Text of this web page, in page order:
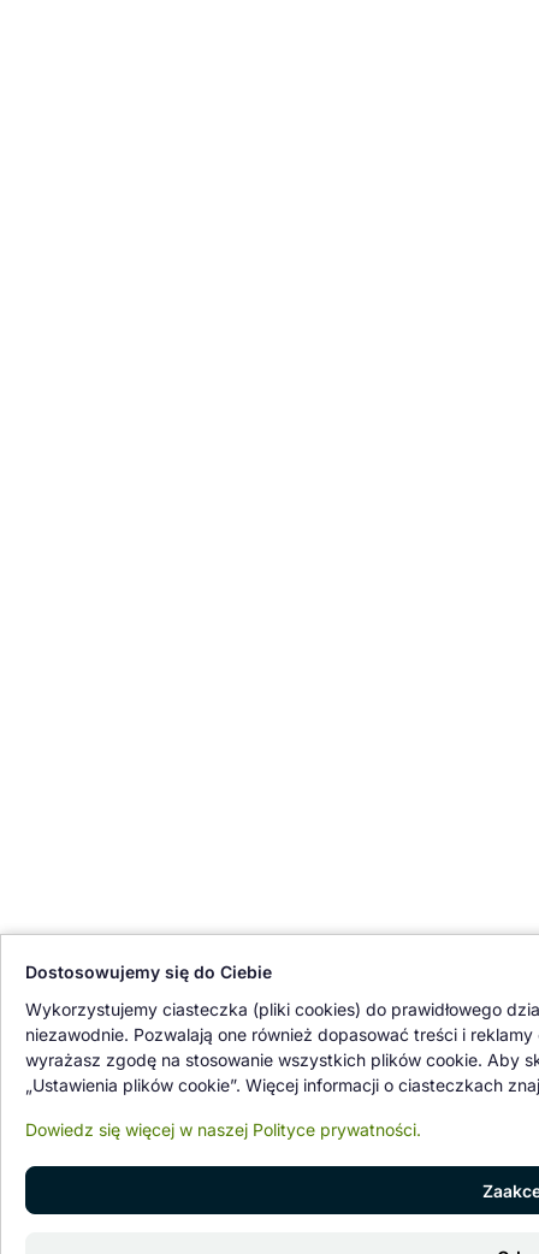
Dostosowujemy się do Ciebie
Wykorzystujemy ciasteczka (pliki cookies) do prawidłowego
niezawodnie. Pozwalają one również dopasować treści i
wyrażasz zgodę na stosowanie wszystkich plików cookie. Aby
„Ustawienia plików cookie”. Więcej informacji o ciasteczkach
Dowiedz się więcej w naszej Polityce prywatności.